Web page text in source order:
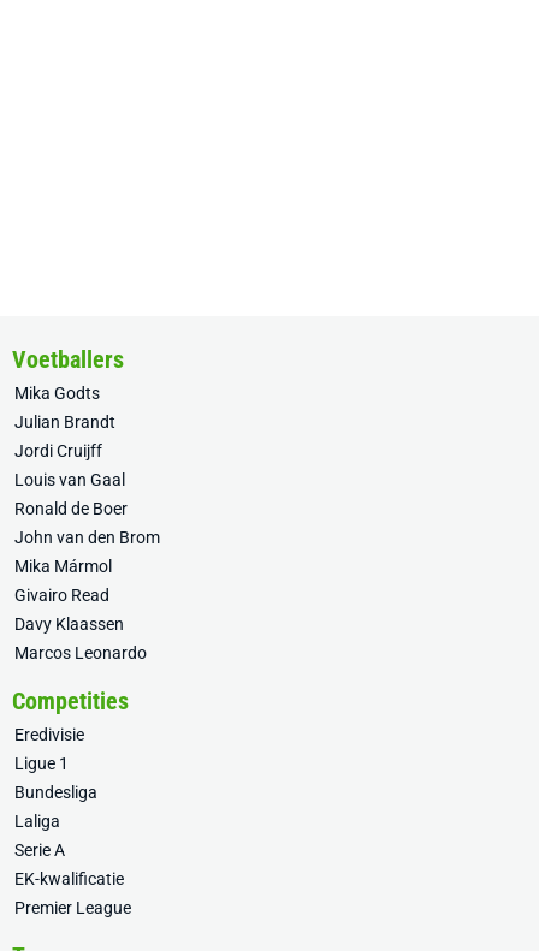
Voetballers
Mika Godts
Julian Brandt
Jordi Cruijff
Louis van Gaal
Ronald de Boer
John van den Brom
Mika Mármol
Givairo Read
Davy Klaassen
Marcos Leonardo
Competities
Eredivisie
Ligue 1
Bundesliga
Laliga
Serie A
EK-kwalificatie
Premier League